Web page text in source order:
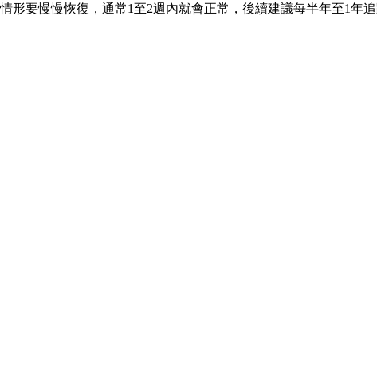
要慢慢恢復，通常1至2週內就會正常，後續建議每半年至1年追